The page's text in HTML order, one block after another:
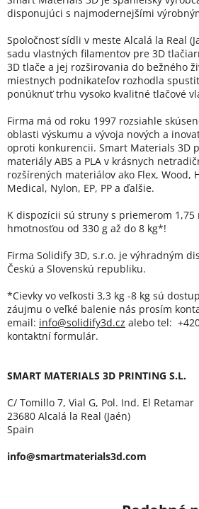
disponujúci s najmodernejšími
Spoločnosť sídli v meste Alcalá la Real
sadu vlastných filamentov pre 3D
3D tlače a jej rozširovania do bežného
miestnych podnikateľov rozhodla
ponúknuť trhu vysoko kvalitné tlačové
Firma má od roku 1997 rozsiahle
oblasti výskumu a vývoja nových a
oproti konkurencii. Smart Materials 3D
materiály ABS a PLA v krásnych
rozšírených materiálov ako Flex, Wood,
Medical, Nylon, EP, PP a ďalšie.
K dispozícii sú struny s priemerom 1,75
hmotnosťou od 330 g až do 8 kg*!
Firma Solidify 3D, s.r.o. je výhradným
Českú a Slovenskú republiku.
*Cievky vo veľkosti 3,3 kg -8 kg sú
záujmu o veľké balenie nás prosím
email: info@solidify3d.cz alebo tel:
kontaktní formulár.
SMART MATERIALS 3D PRINTING S.L.
C/ Tomillo 7, Vial G, Pol. Ind. El Retamar
23680 Alcalá la Real (Jaén)
Spain
info@smartmaterials3d.com